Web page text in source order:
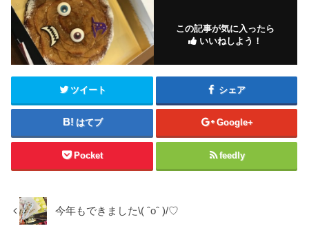
この記事が気に入ったら
いいねしよう！
ツイート シェア
はてブ Google+
Pocket feedly
今年もできました\( ˆoˆ )/♡